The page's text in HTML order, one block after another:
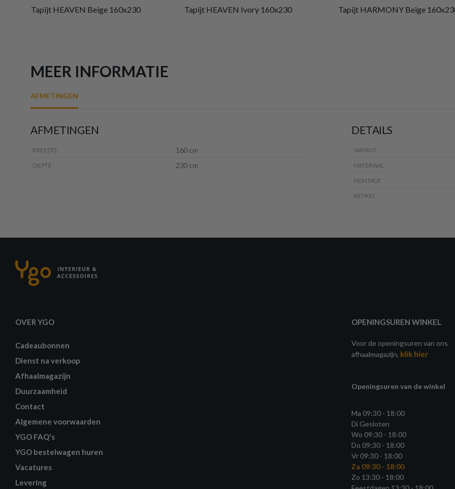
Tapijt HEAVEN Beige 160x230 Tapijt HEAVEN Ivory 160x230 Tapijt HARMONY Beige
MEER INFORMATIE
AFMETINGEN
AFMETINGEN
BREEDTE 160 cm
DIEPTE 230 cm
DETAILS
VARIANT
MATERIAAL
MONTAGE
ARTIKEL
OVER YGO
Cadeaubonnen
Dienst na verkoop
Afhaalmagazijn
Duurzaamheid
Contact
Algemene voorwaarden
YGO FAQ's
YGO bestelwagen huren
Vacatures
Levering
OPENINGSUREN WINKEL
Voor de openingsuren van ons
afhaalmagazijn, klik hier
Openingsuren van de winkel
Ma 09:30 - 18:00
Di Gesloten
Wo 09:30 - 18:00
Do 09:30 - 18:00
Vr 09:30 - 18:00
Za 09:30 - 18:00
Zo 13:30 - 18:00